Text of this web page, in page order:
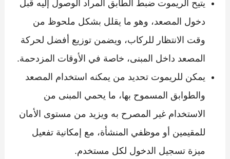
يتيح الريموت ضبط الطابق المراد الوصول إليه قبل
دخول المصعد، وهو ما يقلل بشكل ملحوظ من
وقت الانتظار للركاب، ويضمن توزيع أفضل لحركة
المصعد داخل المبنى، خاصة في الأوقات المزدحمة.
يمكن للريموت تحديد من يمكنه استخدام المصعد
والطوابق المسموح بها، ما يحمي المبنى من
الاستخدام غير المصرح به ويزيد من مستوى الأمان
للمقيمين أو موظفي المنشأة، مع إمكانية تفعيل
ميزة تسجيل الدخول لكل مستخدم.